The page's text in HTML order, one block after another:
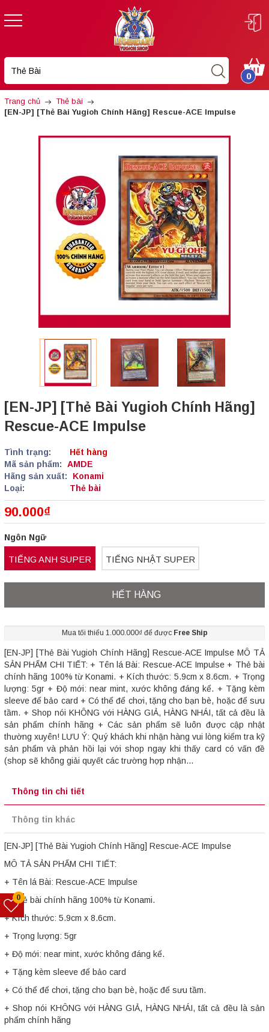
0
Trang chủ
Thẻ bài
[EN-JP] [Thẻ Bài Yugioh Chính Hãng] Rescue-ACE Impulse
[EN-JP] [Thẻ Bài Yugioh Chính Hãng]
Rescue-ACE Impulse
Tình trạng:
Hết hàng
Mã sản phẩm:
AMDE
Hãng sản xuất:
Konami
Loại:
Thẻ bài
90.000₫
Ngôn Ngữ
TIẾNG ANH SUPER TIẾNG NHẬT SUPER
HẾT HÀNG
Mua tối thiểu 1.000.000₫ để được Free Ship
[EN-JP] [Thẻ Bài Yugioh Chính Hãng] Rescue-ACE Impulse MÔ TẢ
SẢN PHẨM CHI TIẾT: + Tên lá Bài: Rescue-ACE Impulse + Thẻ bài
chính hãng 100% từ Konami. + Kích thước: 5.9cm x 8.6cm. + Trọng
lượng: 5gr + Độ mới: near mint, xước không đáng kể. + Tặng kèm
sleeve để bảo card + Có thể để chơi, tặng cho bạn bè, hoặc để sưu
tầm. + Shop nói KHÔNG với HÀNG GIẢ, HÀNG NHÁI, tất cả đều là
sản phẩm chính hãng + Các sản phẩm sẽ luôn được cập nhật
thường xuyên! LƯU Ý: Quý khách khi nhận hàng vui lòng kiểm tra kỹ
sản phẩm và phản hồi lại với shop ngay khi thấy card có vấn đề
(shop sẽ không giải quyết các trường hợp nhận...
Thông tin chi tiết
Thông tin khác
[EN-JP] [Thẻ Bài Yugioh Chính Hãng] Rescue-ACE Impulse
MÔ TẢ SẢN PHẨM CHI TIẾT:
+ Tên lá Bài: Rescue-ACE Impulse
+ Thẻ bài chính hãng 100% từ Konami.
+ Kích thước: 5.9cm x 8.6cm.
+ Trọng lượng: 5gr
+ Độ mới: near mint, xước không đáng kể.
+ Tặng kèm sleeve để bảo card
+ Có thể để chơi, tặng cho bạn bè, hoặc để sưu tầm.
+ Shop nói KHÔNG với HÀNG GIẢ, HÀNG NHÁI, tất cả đều là sản
phẩm chính hãng
0